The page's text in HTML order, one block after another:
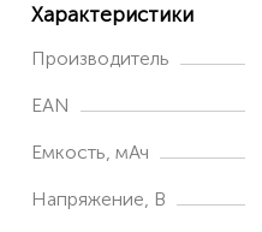
Характеристики
Производитель
EAN
Емкость, мАч
Напряжение, В